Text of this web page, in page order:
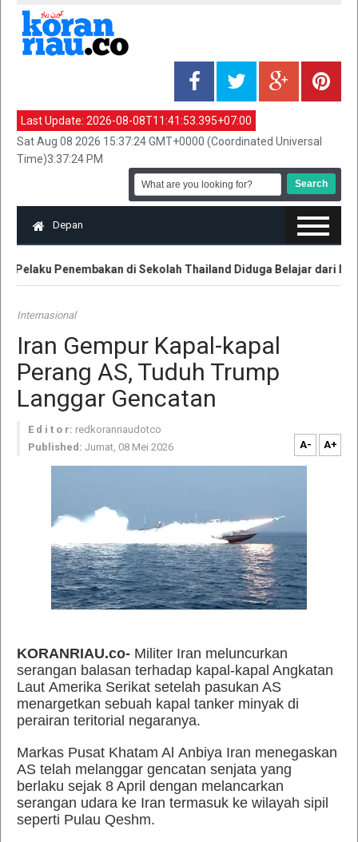
Last Update: 2026-08-08T11:41:53.395+07:00
Sat Aug 08 2026 15:37:24 GMT+0000 (Coordinated Universal
Time)3:37:24 PM
Depan
Pelaku Penembakan di Sekolah Thailand Diduga Belajar dari
Internasional
Iran Gempur Kapal-kapal
Perang AS, Tuduh Trump
Langgar Gencatan
E d i t o r: redkoranriaudotco
Published: Jumat, 08 Mei 2026 A- A+
KORANRIAU.co- Militer Iran meluncurkan
serangan balasan terhadap kapal-kapal Angkatan
Laut Amerika Serikat setelah pasukan AS
menargetkan sebuah kapal tanker minyak di
perairan teritorial negaranya.
Markas Pusat Khatam Al Anbiya Iran menegaskan
AS telah melanggar gencatan senjata yang
berlaku sejak 8 April dengan melancarkan
serangan udara ke Iran termasuk ke wilayah sipil
seperti Pulau Qeshm.